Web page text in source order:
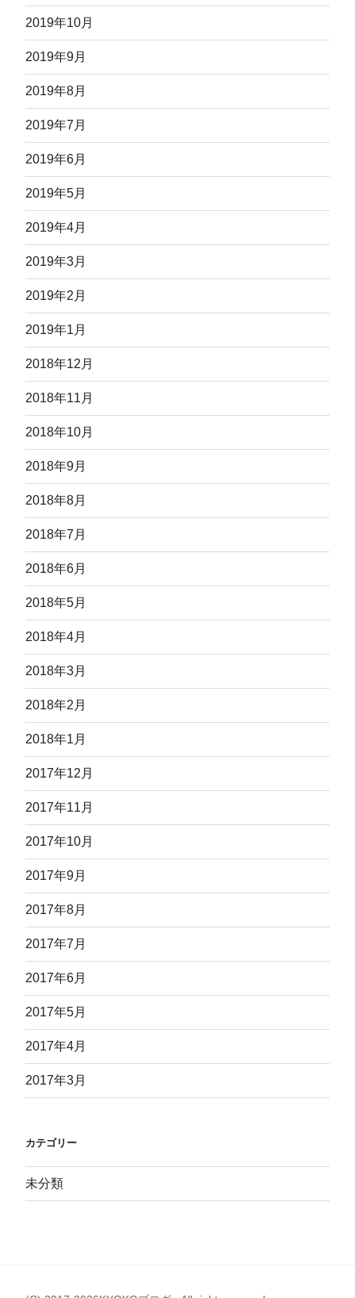
2019年10月
2019年9月
2019年8月
2019年7月
2019年6月
2019年5月
2019年4月
2019年3月
2019年2月
2019年1月
2018年12月
2018年11月
2018年10月
2018年9月
2018年8月
2018年7月
2018年6月
2018年5月
2018年4月
2018年3月
2018年2月
2018年1月
2017年12月
2017年11月
2017年10月
2017年9月
2017年8月
2017年7月
2017年6月
2017年5月
2017年4月
2017年3月
カテゴリー
未分類